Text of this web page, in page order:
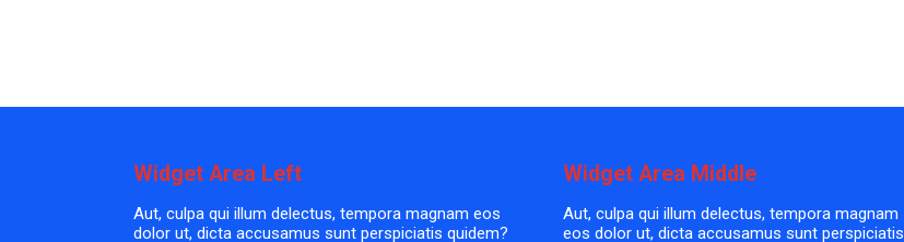
Widget Area Left
Aut, culpa qui illum delectus, tempora magnam eos
dolor ut, dicta accusamus sunt perspiciatis quidem?
Widget Area Middle
Aut, culpa qui illum delectus, tempora magnam
eos dolor ut, dicta accusamus sunt perspiciatis